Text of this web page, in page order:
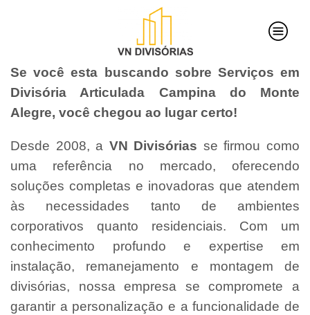
Se você esta buscando sobre Serviços em
Divisória Articulada Campina do Monte
Alegre, você chegou ao lugar certo!
Desde 2008, a VN Divisórias se firmou como
uma referência no mercado, oferecendo
soluções completas e inovadoras que atendem
às necessidades tanto de ambientes
corporativos quanto residenciais. Com um
conhecimento profundo e expertise em
instalação, remanejamento e montagem de
divisórias, nossa empresa se compromete a
garantir a personalização e a funcionalidade de